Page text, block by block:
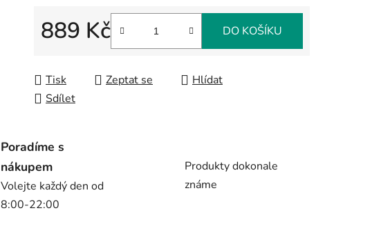
889 Kč DO KOŠÍKU
Tisk Zeptat se
Hlídat
Sdílet
Poradíme s
nákupem
Volejte každý den od
8:00-22:00
Produkty dokonale
známe